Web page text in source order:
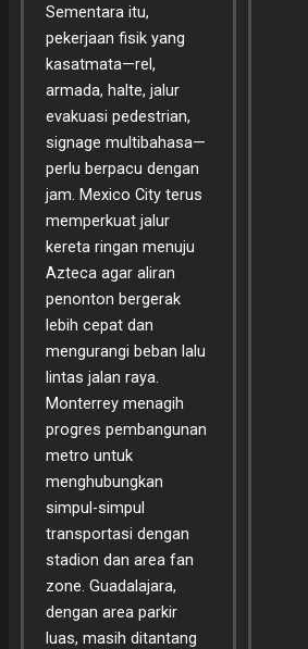
Sementara itu,
pekerjaan fisik yang
kasatmata—rel,
armada, halte, jalur
evakuasi pedestrian,
signage multibahasa—
perlu berpacu dengan
jam. Mexico City terus
memperkuat jalur
kereta ringan menuju
Azteca agar aliran
penonton bergerak
lebih cepat dan
mengurangi beban lalu
lintas jalan raya.
Monterrey menagih
progres pembangunan
metro untuk
menghubungkan
simpul-simpul
transportasi dengan
stadion dan area fan
zone. Guadalajara,
dengan area parkir
luas, masih ditantang